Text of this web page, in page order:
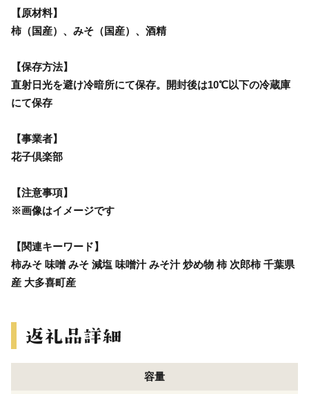
【原材料】
柿（国産）、みそ（国産）、酒精
【保存方法】
直射日光を避け冷暗所にて保存。開封後は10℃以下の冷蔵庫
にて保存
【事業者】
花子倶楽部
【注意事項】
※画像はイメージです
【関連キーワード】
柿みそ 味噌 みそ 減塩 味噌汁 みそ汁 炒め物 柿 次郎柿 千葉県
産 大多喜町産
容量